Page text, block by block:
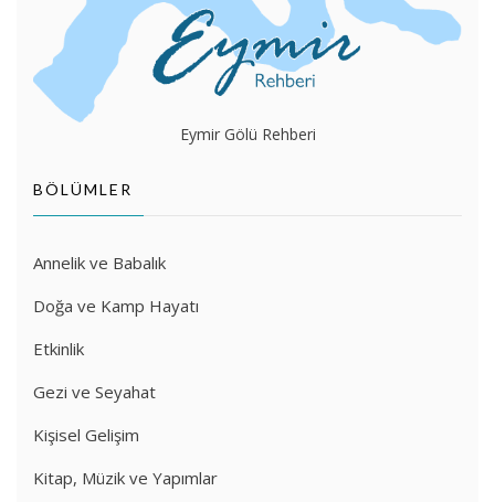
Eymir Gölü Rehberi
BÖLÜMLER
Annelik ve Babalık
Doğa ve Kamp Hayatı
Etkinlik
Gezi ve Seyahat
Kişisel Gelişim
Kitap, Müzik ve Yapımlar